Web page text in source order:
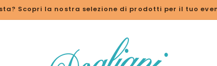
💬 Contattaci su WhatsApp